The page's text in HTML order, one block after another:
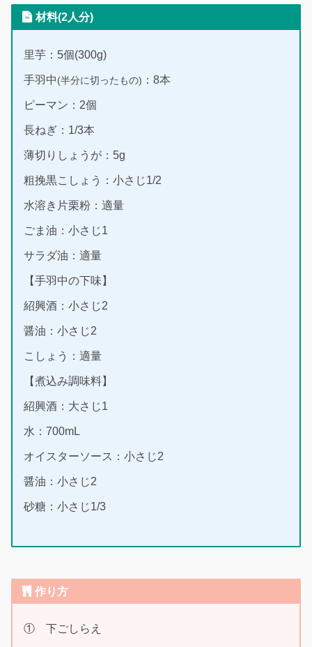
材料(2人分)
里芋：5個(300g)
手羽中(半分に切ったもの) ：8本
ピーマン：2個
長ねぎ：1/3本
薄切りしょうが：5g
粗挽黒こしょう：小さじ1/2
水溶き片栗粉：適量
ごま油：小さじ1
サラダ油：適量
【手羽中の下味】
紹興酒：小さじ2
醤油：小さじ2
こしょう：適量
【煮込み調味料】
紹興酒：大さじ1
水：700mL
オイスターソース：小さじ2
醤油：小さじ2
砂糖：小さじ1/3
作り方
① 下ごしらえ